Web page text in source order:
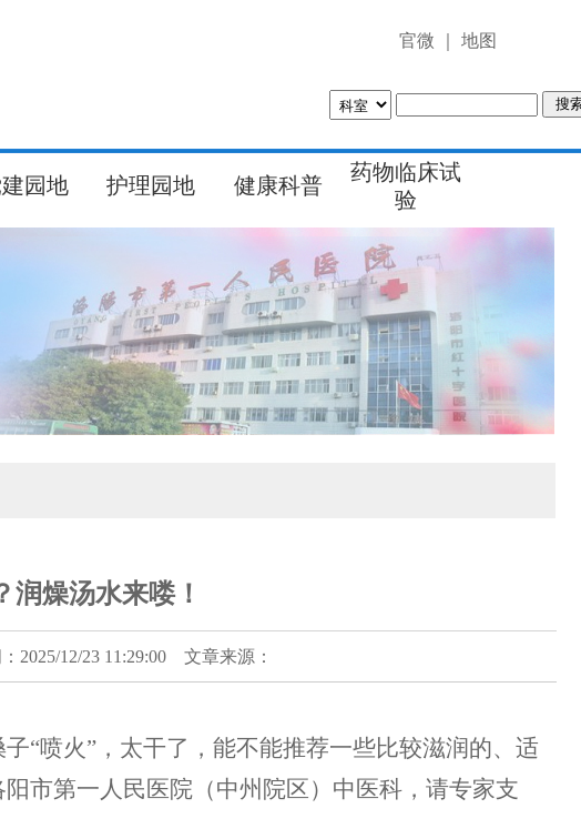
官微 地图
园地 护理园地 健康科普
药物临床试
验
润燥汤水来喽！
12/23 11:29:00 文章来源：
子“喷火”，太干了，能不能推荐一些比较滋润的、适
市第一人民医院（中州院区）中医科，请专家支